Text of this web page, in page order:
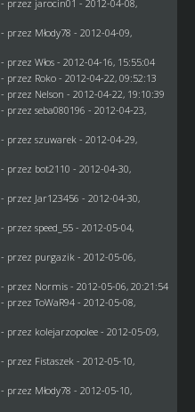
- przez jarocin01 - 2012-04-08,
- przez Młody78 - 2012-04-09,
- przez Włos- 2012-04-16, 15:55:04
- przez Roko- 2012-04-22, 09:52:13
- przez Nelson - 2012-04-22, 19:10:39
- przez seba080196 - 2012-04-23,
- przez szuwarek- 2012-04-29,
- przez bot2110 - 2012-04-30,
- przez Jar123456 - 2012-04-30,
- przez speed_55 - 2012-05-04,
- przez purgazik- 2012-05-06,
- przez Normis- 2012-05-06, 20:21:54
- przezToWaR94- 2012-05-08,
- przez kolejarzopolee- 2012-05-09,
- przez Fistaszek- 2012-05-10,
- przez Młody78 - 2012-05-10,